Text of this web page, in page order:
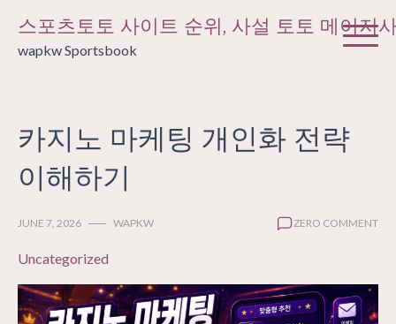
content
스포츠토토 사이트 순위, 사설 토토 메이저
wapkw Sportsbook
카지노 마케팅 개인화 전략
이해하기
JUNE 7, 2026 WAPKW ZERO COMMENT
Uncategorized